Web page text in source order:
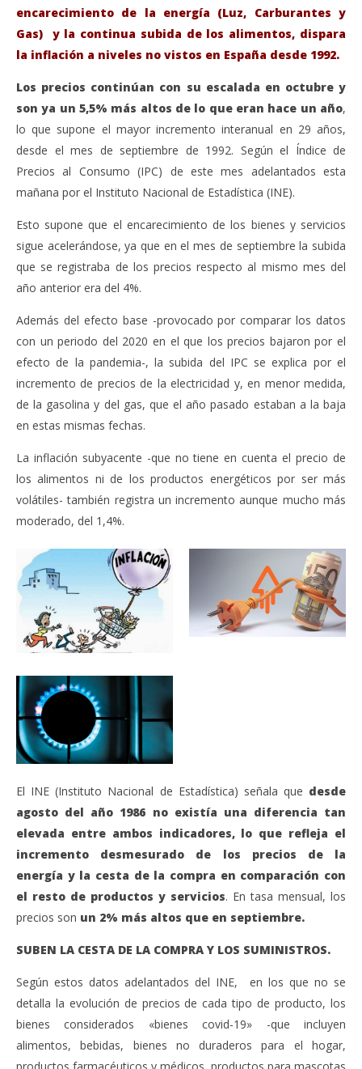
VIENDO AHORA
en España en 29 años.
octubre
2021
Admin
encarecimiento de la energía (Luz, Carburantes y
Gas) y la continua subida de los alimentos, dispara
la inflación a niveles no vistos en España desde 1992.
Los precios continúan con su escalada en octubre y
son ya un 5,5% más altos de lo que eran hace un año,
lo que supone el mayor incremento interanual en 29 años,
desde el mes de septiembre de 1992. Según el Índice de
Precios al Consumo (IPC) de este mes adelantados esta
mañana por el Instituto Nacional de Estadística (INE).
Esto supone que el encarecimiento de los bienes y servicios
sigue acelerándose, ya que en el mes de septiembre la subida
que se registraba de los precios respecto al mismo mes del
año anterior era del 4%.
Además del efecto base -provocado por comparar los datos
con un periodo del 2020 en el que los precios bajaron por el
efecto de la pandemia-, la subida del IPC se explica por el
incremento de precios de la electricidad y, en menor medida,
de la gasolina y del gas, que el año pasado estaban a la baja
en estas mismas fechas.
La inflación subyacente -que no tiene en cuenta el precio de
los alimentos ni de los productos energéticos por ser más
volátiles- también registra un incremento aunque mucho más
moderado, del 1,4%.
El INE (Instituto Nacional de Estadística) señala que desde
agosto del año 1986 no existía una diferencia tan
elevada entre ambos indicadores, lo que refleja el
incremento desmesurado de los precios de la
energía y la cesta de la compra en comparación con
el resto de productos y servicios. En tasa mensual, los
precios son un 2% más altos que en septiembre.
SUBEN LA CESTA DE LA COMPRA Y LOS SUMINISTROS.
Según estos datos adelantados del INE, en los que no se
detalla la evolución de precios de cada tipo de producto, los
bienes considerados «bienes covid-19» -que incluyen
alimentos, bebidas, bienes no duraderos para el hogar,